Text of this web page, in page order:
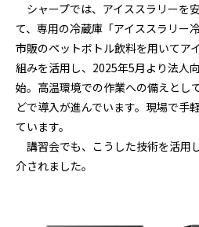
シャープでは、アイススラリーを
て、専用の冷蔵庫「アイススラリー
市販のペットボトル飲料を用いてア
組みを活用し、2025年5月より法人
始。高温環境での作業への備えとし
どで導入が進んでいます。現場で手
ています。
講習会でも、こうした技術を活用
介されました。